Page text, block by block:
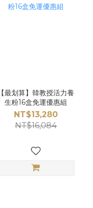
【最划算】韓教授活力養
生粉16盒免運優惠組
NT$13,280
NT$16,084